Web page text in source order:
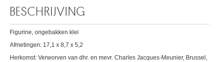
BESCHRIJVING
Figurine, ongebakken klei
Afmetingen: 17,1 x 8,7 x 5,2
Herkomst: Verworven van dhr. en mevr. Charles Jacques-Meunier, Brussel,